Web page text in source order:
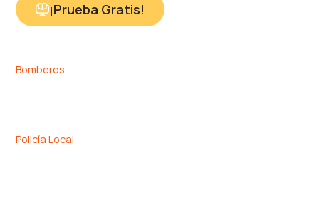
¡Prueba Gratis!
Bomberos
Policía Local